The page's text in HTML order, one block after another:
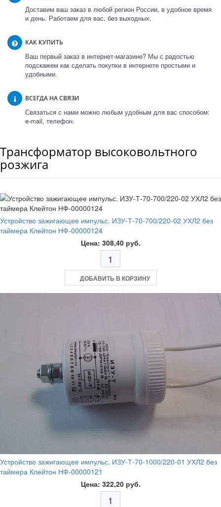
Доставим ваш заказ в любой регион России, в удобное время
и день. Работаем для вас, без выходных.
КАК КУПИТЬ
Ваш первый заказ в интернет-магазине? Мы с радостью
подскажем как сделать покупки в интернете простыми и
удобными.
ВСЕГДА НА СВЯЗИ
Связаться с нами можно любым удобным для вас способом:
e-mail, телефон.
Трансформатор высоковольтного
розжига
Устройство зажигающее импульс. ИЗУ-Т-70-700/220-02 УХЛ2 без
таймера Клейтон НФ-00000124
Цена: 308,40 руб.
ДОБАВИТЬ В КОРЗИНУ
Устройство зажигающее импульс. ИЗУ-Т-70-1000/220-01 УХЛ2 без
таймера Клейтон НФ-00000121
Цена: 322,20 руб.